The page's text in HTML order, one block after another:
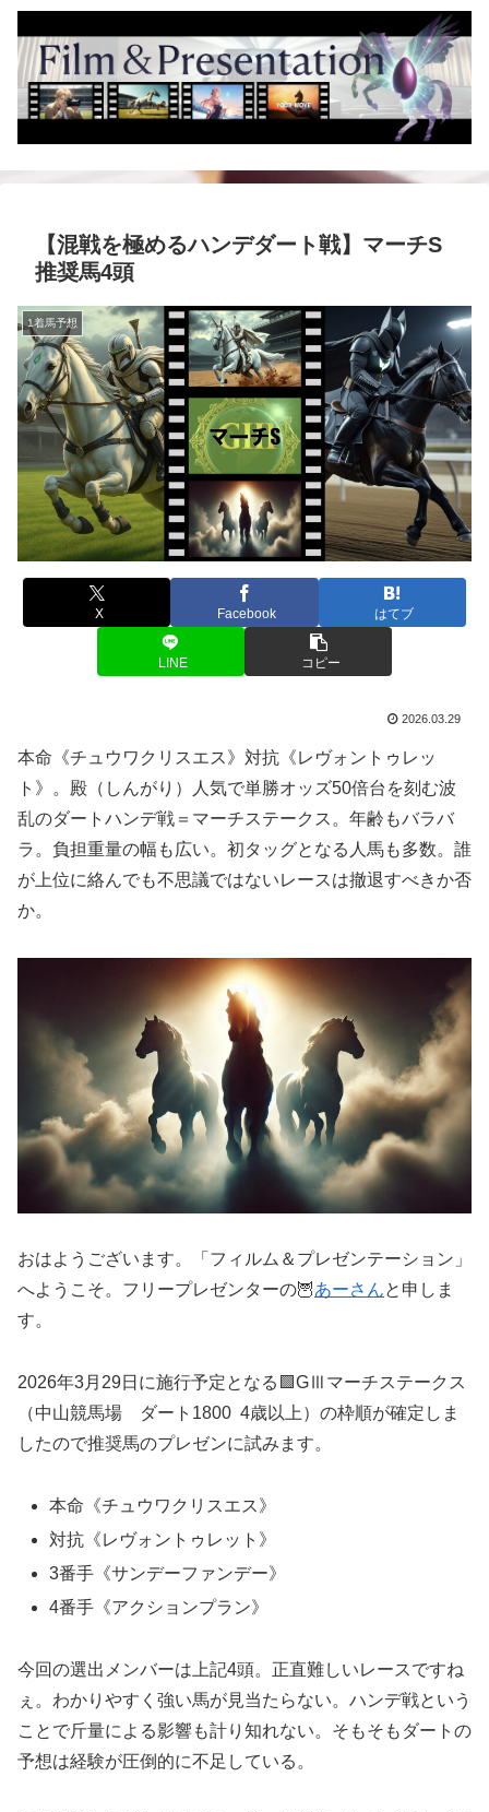
【混戦を極めるハンデダート戦】マーチS
推奨馬4頭
1着馬予想
X Facebook はてブ
LINE コピー
2026.03.29
本命《チュウワクリスエス》対抗《レヴォントゥレッ
ト》。殿（しんがり）人気で単勝オッズ50倍台を刻む波
乱のダートハンデ戦＝マーチステークス。年齢もバラバ
ラ。負担重量の幅も広い。初タッグとなる人馬も多数。誰
が上位に絡んでも不思議ではないレースは撤退すべきか否
か。
おはようございます。「フィルム＆プレゼンテーション」
へようこそ。フリープレゼンターの🦉あーさんと申しま
す。
2026年3月29日に施行予定となる🟩GⅢマーチステークス
（中山競馬場 ダート1800 4歳以上）の枠順が確定しま
したので推奨馬のプレゼンに試みます。
本命《チュウワクリスエス》
対抗《レヴォントゥレット》
3番手《サンデーファンデー》
4番手《アクションプラン》
今回の選出メンバーは上記4頭。正直難しいレースですね
ぇ。わかりやすく強い馬が見当たらない。ハンデ戦という
ことで斤量による影響も計り知れない。そもそもダートの
予想は経験が圧倒的に不足している。